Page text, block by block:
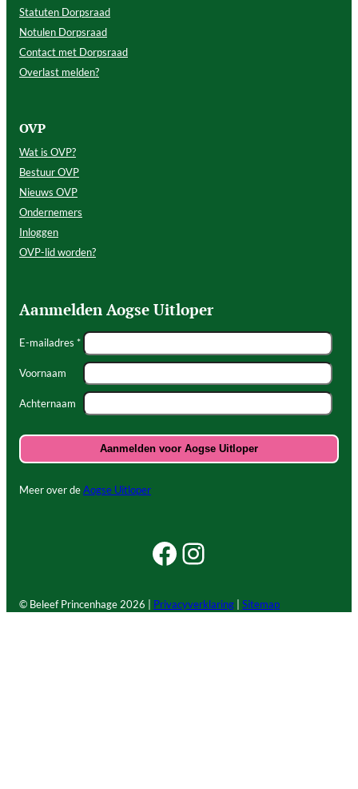
Statuten Dorpsraad
Notulen Dorpsraad
Contact met Dorpsraad
Overlast melden?
OVP
Wat is OVP?
Bestuur OVP
Nieuws OVP
Ondernemers
Inloggen
OVP-lid worden?
Aanmelden Aogse Uitloper
E-mailadres *
Voornaam
Achternaam
Meer over deAogse Uitloper
Facebook Beleef Princenhage
Instagram Beleef Princenhage
© Beleef Princenhage 2026 | Privacyverklaring | Sitemap